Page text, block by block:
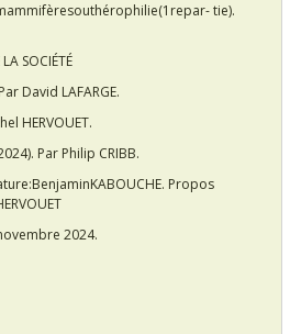
tie).
SOCIÉTÉ
David LAFARGE.
HERVOUET.
Par Philip CRIBB.
Propos
2024.